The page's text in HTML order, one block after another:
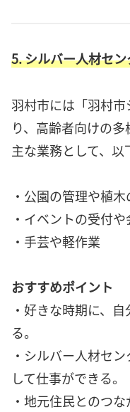
5. シルバー人材セ
羽村市には「羽村
り、高齢者向けの多
主な業務として、以
・公園の管理や植
・イベントの受付
・手芸や軽作業
おすすめポイント
・好きな時期に、
る。
・シルバー人材セ
して仕事ができる。
・地元住民とのつ